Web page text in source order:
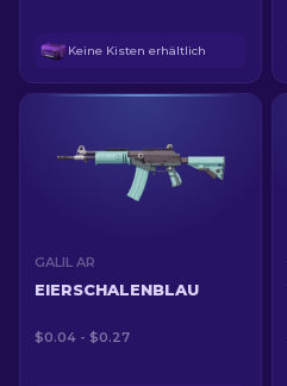
Keine Kisten erhältlich
GALIL AR
EIERSCHALENBLAU
$0.04 - $0.27